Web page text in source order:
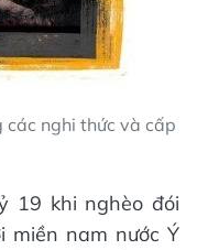
các nghi thức và cấp
19 khi nghèo đói
miền nam nước Ý